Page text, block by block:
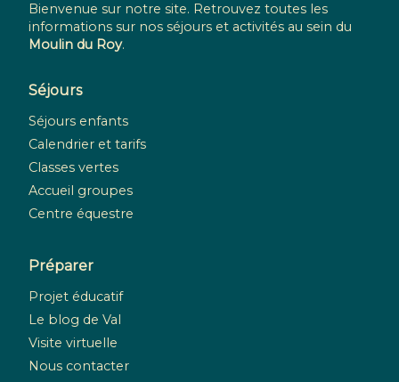
Bienvenue sur notre site. Retrouvez toutes les
informations sur nos séjours et activités au sein du
Moulin du Roy.
Séjours
Séjours enfants
Calendrier et tarifs
Classes vertes
Accueil groupes
Centre équestre
Préparer
Projet éducatif
Le blog de Val
Visite virtuelle
Nous contacter